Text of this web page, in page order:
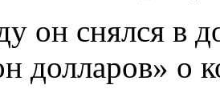
он снялся в
долларов» о